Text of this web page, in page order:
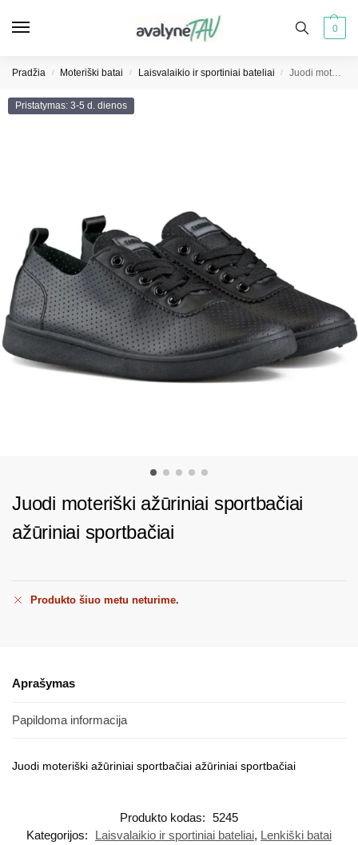
0
Pradžia / Moteriški batai / Laisvalaikio ir sportiniai bateliai / Juodi moteriški ažūriniai sportbačiai ažūriniai sportbačiai
Pristatymas: 3-5 d. dienos
Juodi moteriški ažūriniai sportbačiai
ažūriniai sportbačiai
Produkto šiuo metu neturime.
Aprašymas
Papildoma informacija
Juodi moteriški ažūriniai sportbačiai ažūriniai sportbačiai
Produkto kodas: 5245
Kategorijos:
Laisvalaikio ir sportiniai bateliai, Lenkiški batai